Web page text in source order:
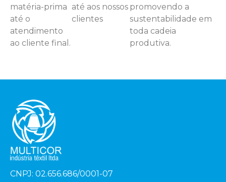
matéria-prima
até o
atendimento
ao cliente final.
até aos nossos
clientes
promovendo a
sustentabilidade em
toda cadeia
produtiva.
CNPJ: 02.656.686/0001-07